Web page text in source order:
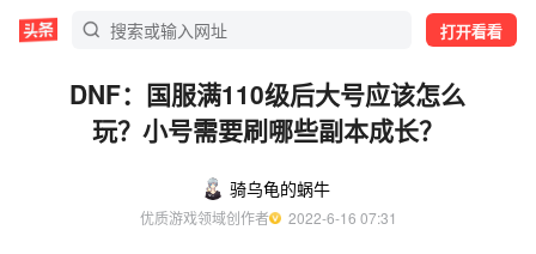
打开看看
DNF：国服满110级后大号应该怎么
玩？小号需要刷哪些副本成长？
骑乌龟的蜗牛
优质游戏领域创作者
  2022-6-16 07:31